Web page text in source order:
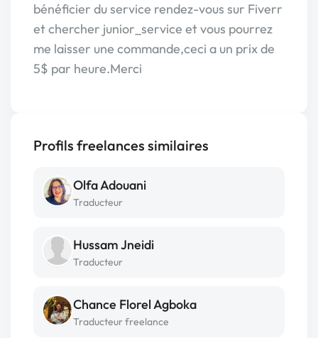
bénéficier du service rendez-vous sur Fiverr
et chercher junior_service et vous pourrez
me laisser une commande,ceci a un prix de
5$ par heure.Merci
Profils freelances similaires
Olfa Adouani
Traducteur
Hussam Jneidi
Traducteur
Chance Florel Agboka
Traducteur freelance